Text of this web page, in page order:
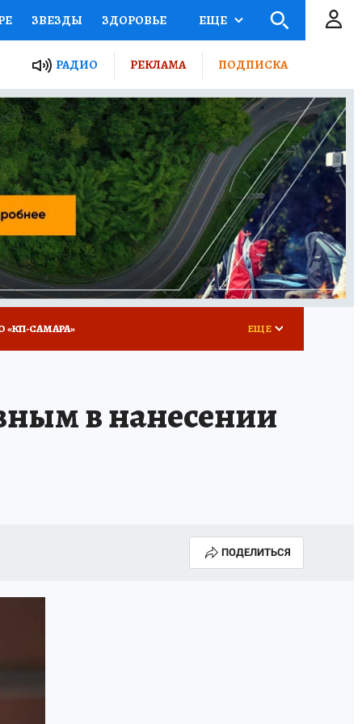
ЗВЕЗДЫ ЗДОРОВЬЕ
ПРОЕКТЫ РОССИИ
ПУТЕВОДИТЕЛЬ
ТУРИЗМ
ВСЕ О КП РАДИО КП
ЕЩЕ
РАДИО РЕКЛАМА ПОДПИСКА
«КП-САМАРА»
ДЕНЬ ПОБЕДЫ В САМАРЕ 2025
ЕЩЕ
в нанесении
ПОДЕЛИТЬСЯ